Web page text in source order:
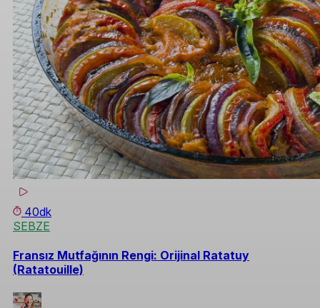
40dk
SEBZE
Fransız Mutfağının Rengi: Orijinal Ratatuy
(Ratatouille)